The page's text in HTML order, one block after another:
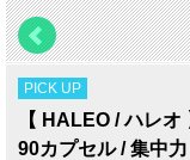
PICK UP
【 HALEO / ハレ
90カプセル / 集中